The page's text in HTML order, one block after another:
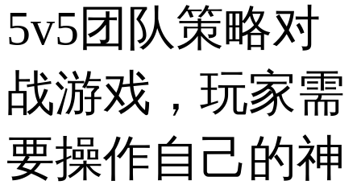
5v5团队策略对
战游戏，玩家需
要操作自己的神